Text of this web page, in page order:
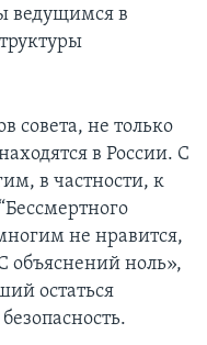
ведущимся в
совета, не только
в России. С
в частности, к
не нравится,
объяснений ноль»,
остаться